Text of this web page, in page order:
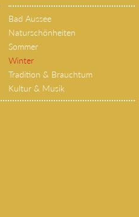
Bad Aussee
Naturschönheiten
Sommer
Winter
Tradition & Brauchtum
Kultur & Musik